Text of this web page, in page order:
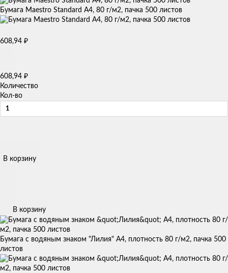
Бумага Maestro Standard А4, 80 г/м2, пачка 500 листов
608,94 ₽
608,94 ₽
Количество
Кол-во
В корзину
В корзину
Бумага с водяным знаком "Лилия" А4, плотность 80 г/м2, пачка 500
листов